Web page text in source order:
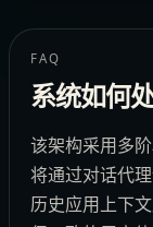
FAQ
系统如何
该架构采用多
将通过对话代
历史应用上下